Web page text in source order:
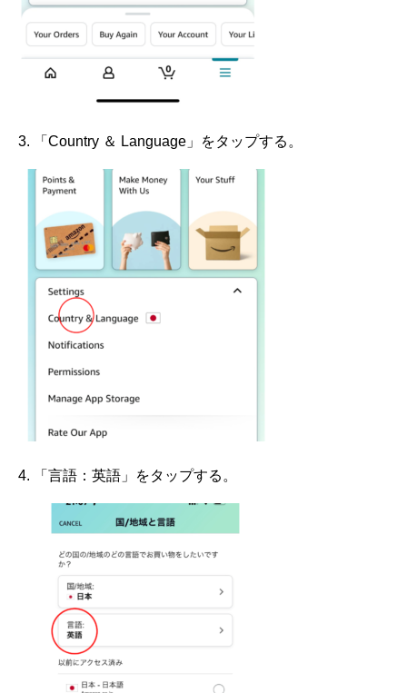
「Country ＆ Language」をタップする。
「言語：英語」をタップする。